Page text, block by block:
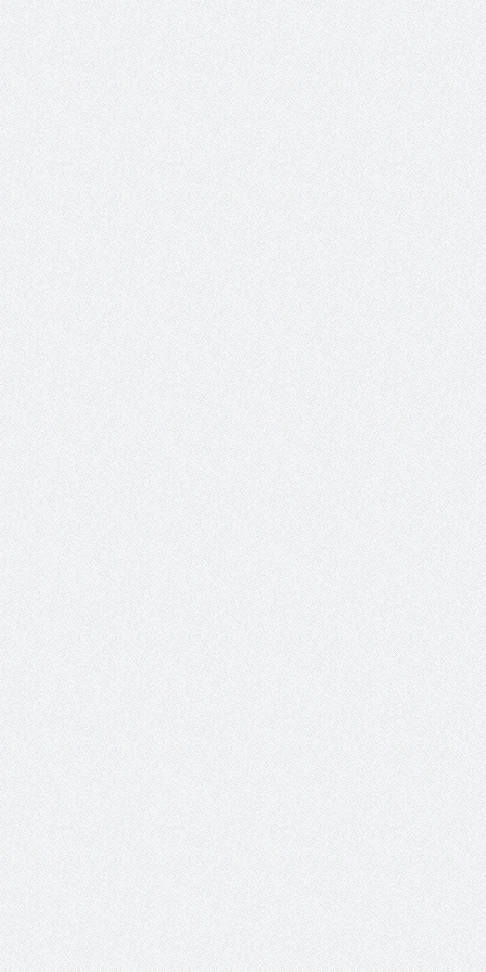
( مشعل بن عبد الله ) … عاشق
نجران
عبد العزيز.. ملك القلوب
وزير حقوق الإنسان اليمني يؤكد أن
انعقاد ملتقى (الوطن